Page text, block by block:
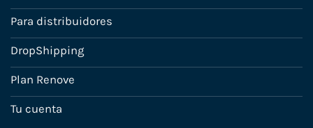
Para distribuidores
DropShipping
Plan Renove
Tu cuenta